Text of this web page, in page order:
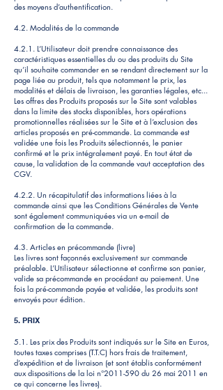
des moyens d’authentification.
4.2. Modalités de la commande
4.2.1. L’Utilisateur doit prendre connaissance des
caractéristiques essentielles du ou des produits du Site
qu’il souhaite commander en se rendant directement sur la
page liée au produit, tels que notamment le prix, les
modalités et délais de livraison, les garanties légales, etc...
Les offres des Produits proposés sur le Site sont valables
dans la limite des stocks disponibles, hors opérations
promotionnelles réalisées sur le Site et à l’exclusion des
articles proposés en pré-commande. La commande est
validée une fois les Produits sélectionnés, le panier
confirmé et le prix intégralement payé. En tout état de
cause, la validation de la commande vaut acceptation des
CGV.
4.2.2. Un récapitulatif des informations liées à la
commande ainsi que les Conditions Générales de Vente
sont également communiquées via un e-mail de
confirmation de la commande.
4.3. Articles en précommande (livre)
Les livres sont façonnés exclusivement sur commande
préalable. L’Utilisateur sélectionne et confirme son panier,
valide sa précommande en procédant au paiement. Une
fois la pré-commande payée et validée, les produits sont
envoyés pour édition.
5. PRIX
5.1. Les prix des Produits sont indiqués sur le Site en Euros,
toutes taxes comprises (T.T.C) hors frais de traitement,
d’expédition et de livraison (et sont établis conformément
aux dispositions de la loi n°2011-590 du 26 mai 2011 en
ce qui concerne les livres).